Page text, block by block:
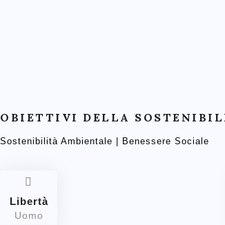
OBIETTIVI DELLA
Sostenibilità Ambientale | Benessere Sociale
Libertà
Uomo